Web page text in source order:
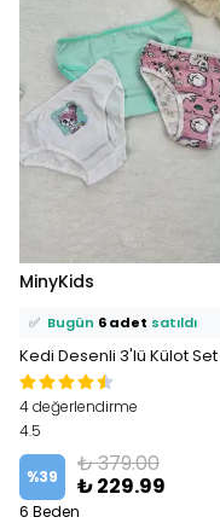
MinyKids
⭐️ Bu ürünü16 kişifavoriledi!
🛒 14 kişisepetine ekledi!
✅ Bugün 6 adet satıldı
Kedi Desenli 3'lü Külot Set
4 değerlendirme
4.5
%39
₺ 379.00
₺ 229.99
6 Beden